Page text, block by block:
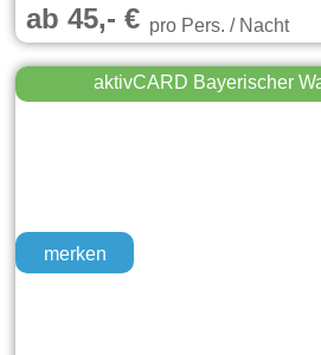
ab 45,- €pro Pers. / Nacht
merken
aktivCARD Bayerischer